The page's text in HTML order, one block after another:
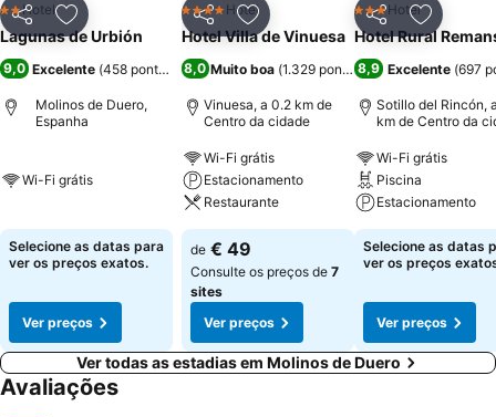
PartilharAdicionar aos favoritos
2 Estrelas
Hotel
Lagunas de Urbión
9,0 Excelente (458 pontuações)
Molinos de Duero,
Espanha
Wi-Fi grátis
Selecione as datas para
ver os preços exatos.
Ver preços
PartilharAdicionar aos favoritos
4 EstrelasHotel
Hotel Villa de Vinuesa
8,0 Muito boa (1.329 pontuações)
Vinuesa, a 0.2 km de
Centro da cidade
Wi-Fi grátis
Estacionamento
Restaurante
de € 49
Consulte os preços de 7
sites
Ver preços
Partilhar
3 Estrelas
Hotel
Hotel Rural
8,9 Excelente (697
Sotillo del Rincón,
km de Centro da
Wi-Fi grátis
Piscina
Estacionamento
Selecione as datas
ver os preços
Ver preços
Ver todas as estadias em Molinos de Duero
Avaliações